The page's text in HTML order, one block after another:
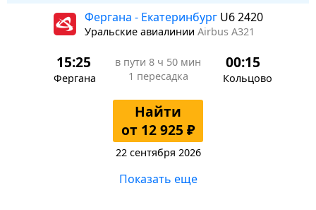
Фергана - Екатеринбург U6 2420
Уральские авиалинии Airbus A321
15:25
Фергана
в пути 8 ч 50 мин
1 пересадка
00:15
Кольцово
Найти
от 12 925 ₽
22 сентября 2026
Показать еще